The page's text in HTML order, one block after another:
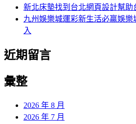
新北床墊找到台北網頁設計幫助
九州娛樂城運彩新生活必贏娛樂
入
近期留言
彙整
2026 年 8 月
2026 年 7 月